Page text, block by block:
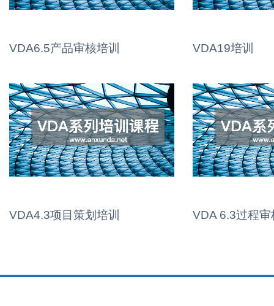
VDA6.5产品审核培训 VDA19培训
VDA4.3项目策划培训 VDA 6.3过程审